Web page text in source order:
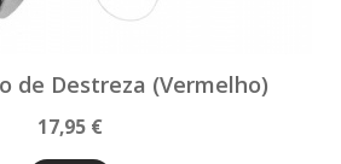
de Destreza (Vermelho)
17,95 €